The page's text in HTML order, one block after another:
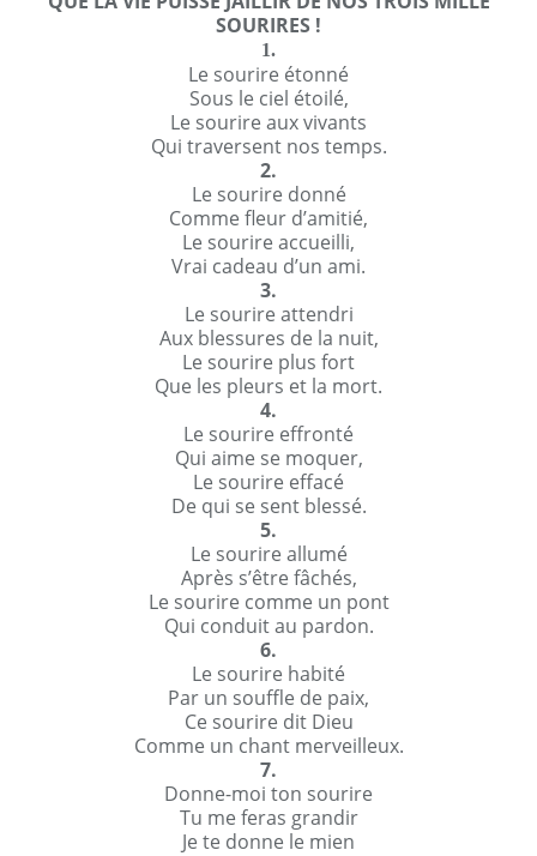
SOURIRES !
1.
Le sourire étonné
Sous le ciel étoilé,
Le sourire aux vivants
Qui traversent nos temps.
2.
Le sourire donné
Comme fleur d’amitié,
Le sourire accueilli,
Vrai cadeau d’un ami.
3.
Le sourire attendri
Aux blessures de la nuit,
Le sourire plus fort
Que les pleurs et la mort.
4.
Le sourire effronté
Qui aime se moquer,
Le sourire effacé
De qui se sent blessé.
5.
Le sourire allumé
Après s’être fâchés,
Le sourire comme un pont
Qui conduit au pardon.
6.
Le sourire habité
Par un souffle de paix,
Ce sourire dit Dieu
Comme un chant merveilleux.
7.
Donne-moi ton sourire
Tu me feras grandir
Je te donne le mien